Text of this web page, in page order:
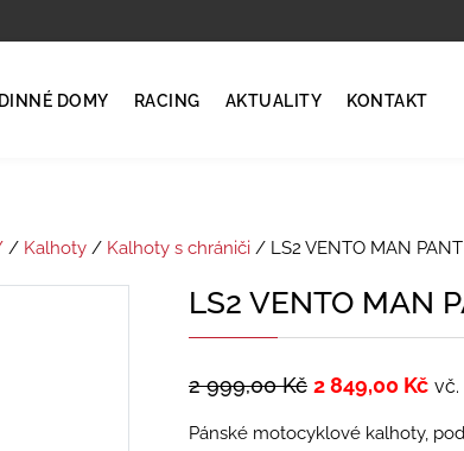
DOMY RACING AKTUALITY KONTAKT
/ Kalhoty/ Kalhoty s chrániči/ LS2 VENTO MAN PANT
LS2 VENTO MAN
2 999,00Kč 2 849,00 Kč vč.
Pánské motocyklové kalhoty,